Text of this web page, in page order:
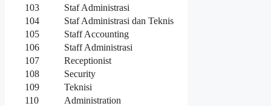
103
Staf Administrasi
104
Staf Administrasi dan Teknis
105
Staff Accounting
106
Staff Administrasi
107
Receptionist
108
Security
109
Teknisi
110
Administration